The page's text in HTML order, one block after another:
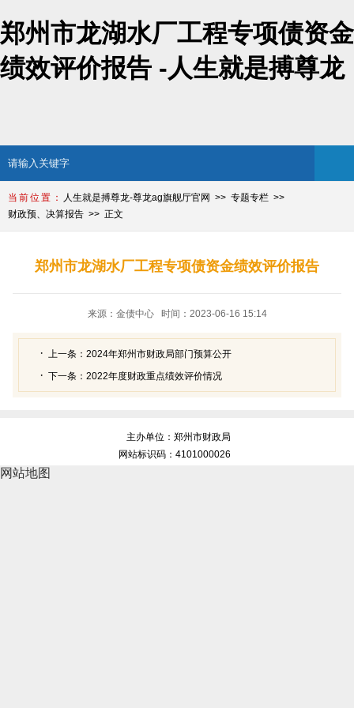
郑州市龙湖水厂工程专项债资金
绩效评价报告 -人生就是搏尊龙
人生就是搏尊龙-尊龙ag旗舰厅官网
专题专栏
财政预、决算报告
正文
郑州市龙湖水厂工程专项债资金绩效评价报告
来源：金债中心 时间：2023-06-16 15:14
上一条： 2024年郑州市财政局部门预算公开
下一条： 2022年度财政重点绩效评价情况
主办单位：郑州市财政局
网站标识码：4101000026
网站地图